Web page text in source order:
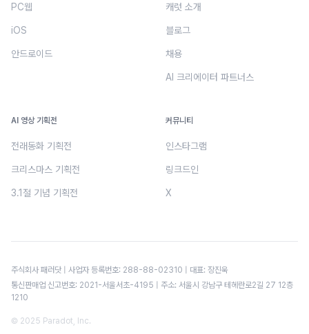
PC웹
iOS
안드로이드
캐럿 소개
블로그
채용
AI 크리에이터 파트너스
AI 영상 기획전
전래동화 기획전
크리스마스 기획전
3.1절 기념 기획전
커뮤니티
인스타그램
링크드인
X
주식회사 패러닷 | 사업자 등록번호: 288-88-02310 | 대표: 장진욱
통신판매업 신고번호: 2021-서울서초-4195 | 주소: 서울시 강남구 테헤란로2길 27 12층
1210
© 2025 Paradot, Inc.